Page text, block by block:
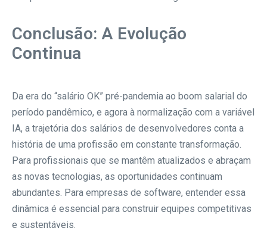
Conclusão: A Evolução
Continua
Da era do “salário OK” pré-pandemia ao boom salarial do
período pandêmico, e agora à normalização com a variável
IA, a trajetória dos salários de desenvolvedores conta a
história de uma profissão em constante transformação.
Para profissionais que se mantêm atualizados e abraçam
as novas tecnologias, as oportunidades continuam
abundantes. Para empresas de software, entender essa
dinâmica é essencial para construir equipes competitivas
e sustentáveis.